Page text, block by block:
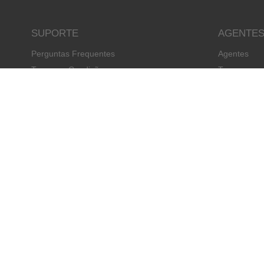
SUPORTE
Perguntas Frequentes
Termos e Condições
AGENTES
Agentes
Torne-se